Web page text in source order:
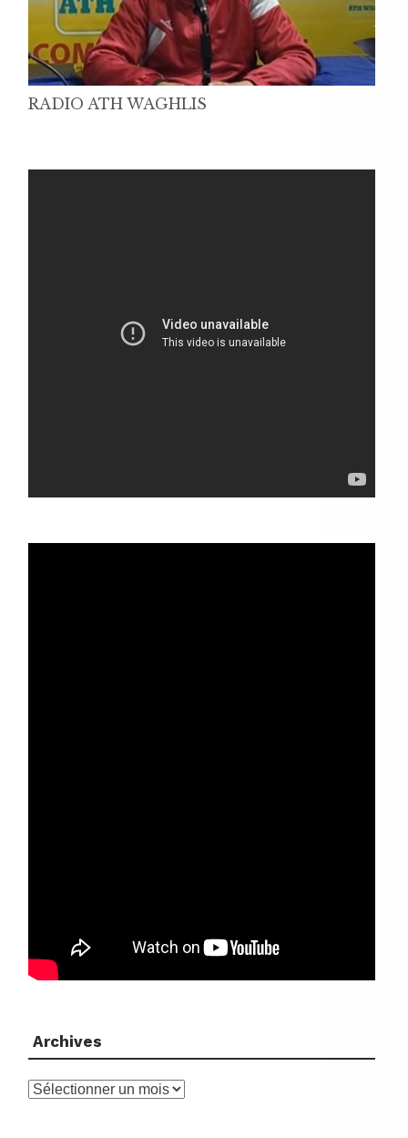
RADIO ATH WAGHLIS
Archives
Archives